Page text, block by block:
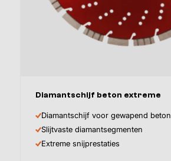
Afmeting
Diamantschijf beton extreme
Diamantschijf voor gewapend beton
Slijtvaste diamantsegmenten
Extreme snijprestaties